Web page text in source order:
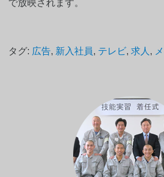
で放映されます。
タグ: 広告, 新入社員, テレビ,求人 ,